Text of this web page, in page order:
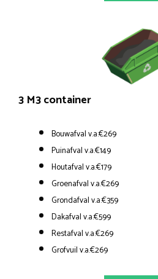
3 M3 container
Bouwafval v.a.€269
Puinafval v.a.€149
Houtafval v.a.€179
Groenafval v.a.€269
Grondafval v.a.€359
Dakafval v.a.€599
Restafval v.a.€269
Grofvuil v.a.€269